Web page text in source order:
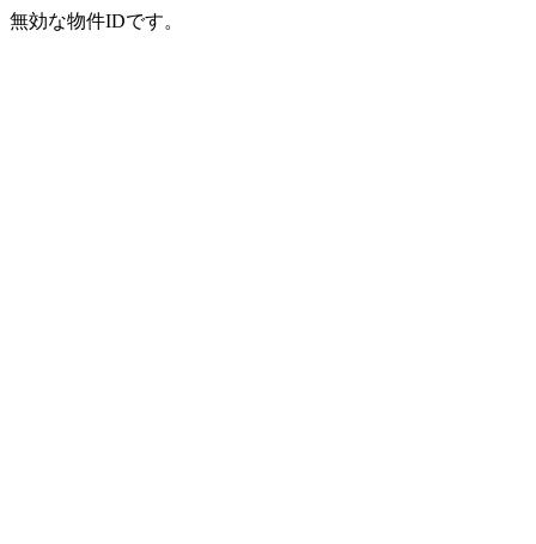
無効な物件IDです。